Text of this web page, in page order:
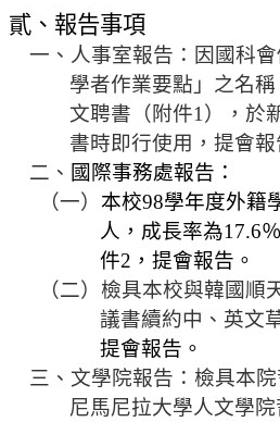
室
服
法
議
貳、報告事項
一、人事室報告：因國科
學者作業要點」之名
文聘書（附件1 ），於
書時即行使用，提會報
二、 國際事務處報告：
（一） 本校98學年度外籍
人，成長率為17.6
件2 ，提會報告。
（二） 檢具本校與韓國順
議書續約中、英文
提會報告。
三、 文學院報告：檢具本
尼馬尼拉大學人文學